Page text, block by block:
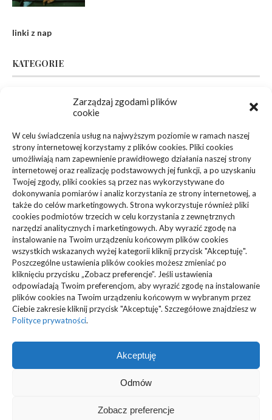
Zarządzaj zgodami plików
cookie
W celu świadczenia usług na najwyższym poziomie w ramach naszej
strony internetowej korzystamy z plików cookies. Pliki cookies
umożliwiają nam zapewnienie prawidłowego działania naszej strony
internetowej oraz realizację podstawowych jej funkcji, a po uzyskaniu
Twojej zgody, pliki cookies są przez nas wykorzystywane do
dokonywania pomiarów i analiz korzystania ze strony internetowej, a
także do celów marketingowych. Strona wykorzystuje również pliki
cookies podmiotów trzecich w celu korzystania z zewnętrznych
narzędzi analitycznych i marketingowych. Aby wyrazić zgodę na
instalowanie na Twoim urządzeniu końcowym plików cookies
wszystkich wskazanych wyżej kategorii kliknij przycisk "Akceptuję".
Poszczególne ustawienia plików cookies możesz zmieniać po
kliknięciu przycisku „Zobacz preferencje”. Jeśli ustawienia
odpowiadają Twoim preferencjom, aby wyrazić zgodę na instalowanie
plików cookies na Twoim urządzeniu końcowym w wybranym przez
Ciebie zakresie kliknij przycisk "Akceptuję". Szczegółowe znajdziesz w
Polityce prywatności.
Akceptuję
Odmów
Zobacz preferencje
linki z nap
KATEGORIE
(94)
Dom, Ogród
Zdrowie, Medycyna
Edukacja, Rozrywka (36)
Sport, Turystyka
Budownictwo, Przemysł
Technologie (23)
Usługi (73)